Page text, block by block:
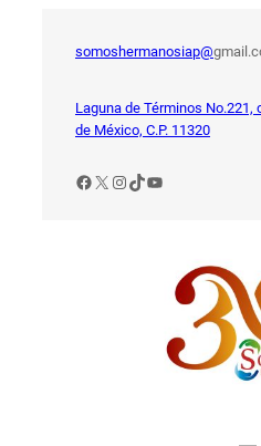
somoshermanosiap@
Laguna de Términos No.221,
de México, C.P. 11320
Facebook
X Instagram
TikTok
YouTube